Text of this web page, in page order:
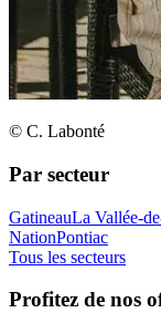
© C. Labonté
Par secteur
GatineauLa Vallée-
NationPontiac
Tous les secteurs
Profitez de nos